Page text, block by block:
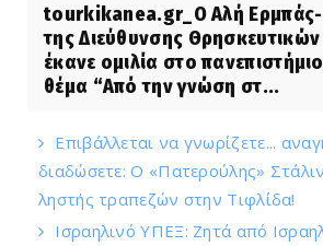
tourkikanea.gr_Ο Αλή
της Διεύθυνσης
έκανε ομιλία στο
θέμα “Από την γνώση στ...
Επιβάλλεται να γνωρίζετε...
διαδώσετε: Ο «Πατερούλης»
ληστής τραπεζών στην Τιφλίδα!
Ισραηλινό ΥΠΕΞ: Ζητά από